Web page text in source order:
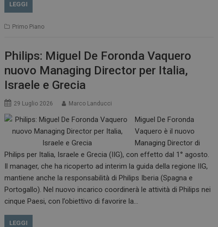
LEGGI
Primo Piano
Philips: Miguel De Foronda Vaquero
nuovo Managing Director per Italia,
Israele e Grecia
29 Luglio 2026 Marco Landucci
Miguel De Foronda
Vaquero è il nuovo
Managing Director di
Philips per Italia, Israele e Grecia (IIG), con effetto dal 1° agosto.
Il manager, che ha ricoperto ad interim la guida della regione IIG,
mantiene anche la responsabilità di Philips Iberia (Spagna e
Portogallo). Nel nuovo incarico coordinerà le attività di Philips nei
cinque Paesi, con l’obiettivo di favorire la…
LEGGI